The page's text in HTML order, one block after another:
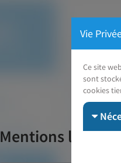
Mentions légales
Vie
Ce site
sont
cookies